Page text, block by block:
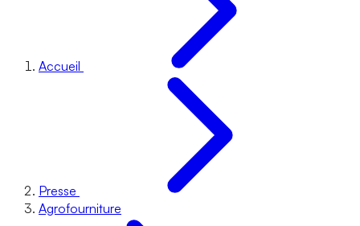
Accueil
Presse
Agrofourniture